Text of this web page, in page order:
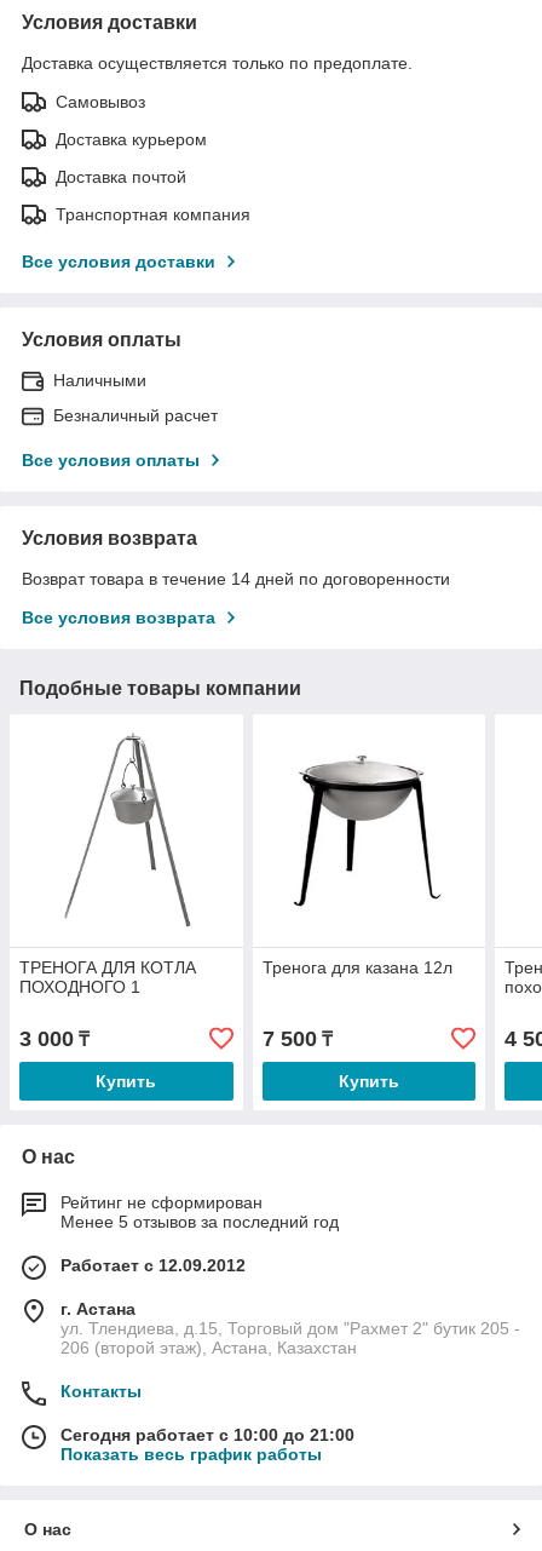
Условия доставки
Доставка осуществляется только по предоплате.
Самовывоз
Доставка курьером
Доставка почтой
Транспортная компания
Все условия доставки
Условия оплаты
Наличными
Безналичный расчет
Все условия оплаты
Условия возврата
Возврат товара в течение 14 дней по договоренности
Все условия возврата
Подобные товары компании
ТРЕНОГА ДЛЯ КОТЛА
ПОХОДНОГО 1
3 000 ₸
Купить
Тренога для казана 12л
7 500₸
Купить
4
О нас
Рейтинг не сформирован
Менее 5 отзывов за последний год
Работает с 12.09.2012
г. Астана
ул. Тлендиева, д.15, Торговый дом "Рахмет 2" бутик 205 -
206 (второй этаж), Астана, Казахстан
Контакты
Сегодня работает с 10:00 до 21:00
Показать весь график работы
О нас